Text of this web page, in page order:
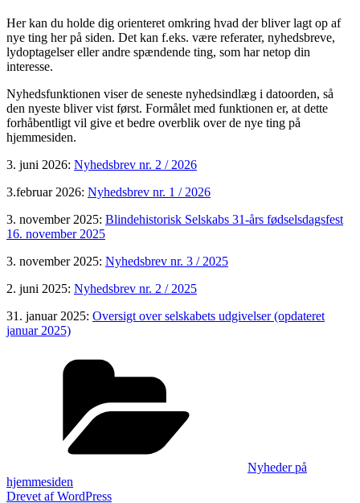
Her kan du holde dig orienteret omkring hvad der bliver lagt op af
nye ting her på siden. Det kan f.eks. være referater, nyhedsbreve,
lydoptagelser eller andre spændende ting, som har netop din
interesse.
Nyhedsfunktionen viser de seneste nyhedsindlæg i datoorden, så
den nyeste bliver vist først. Formålet med funktionen er, at dette
forhåbentligt vil give et bedre overblik over de nye ting på
hjemmesiden.
3. juni 2026: Nyhedsbrev nr. 2 / 2026
3.februar 2026: Nyhedsbrev nr. 1 / 2026
3. november 2025: Blindehistorisk Selskabs 31-års fødselsdagsfest
16. november 2025
3. november 2025: Nyhedsbrev nr. 3 / 2025
2. juni 2025: Nyhedsbrev nr. 2 / 2025
31. januar 2025: Oversigt over selskabets udgivelser (opdateret
januar 2025)
Nyheder på
hjemmesiden
Drevet af WordPress